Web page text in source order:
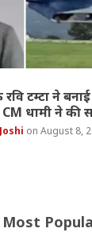
टम्टा ने
धामी ने की
August 8,
Most